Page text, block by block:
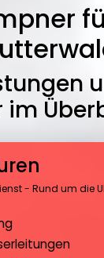
im
- Rund um die